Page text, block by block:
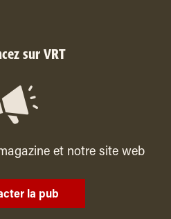
sur VRT
et notre site web
la pub